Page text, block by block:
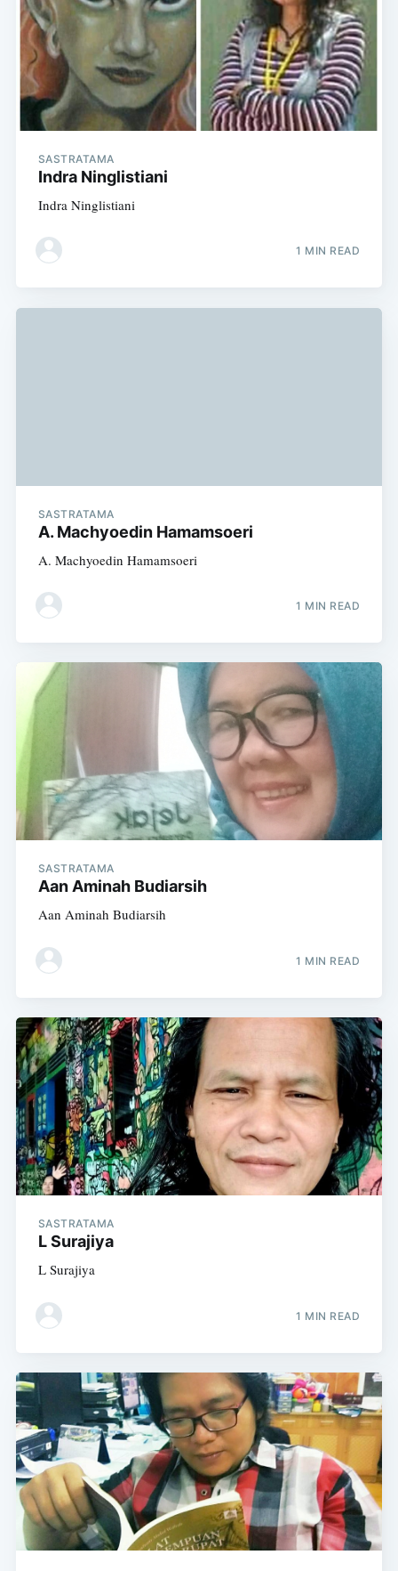
SASTRATAMA
Indra Ninglistiani
Indra Ninglistiani
1 MIN READ
SASTRATAMA
A. Machyoedin Hamamsoeri
A. Machyoedin Hamamsoeri
1 MIN READ
SASTRATAMA
Aan Aminah Budiarsih
Aan Aminah Budiarsih
1 MIN READ
SASTRATAMA
L Surajiya
L Surajiya
1 MIN READ